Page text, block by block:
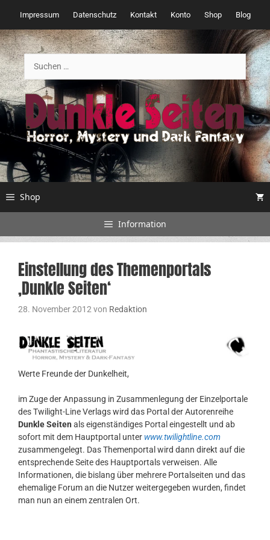
Inhalt
springen
Impressum Datenschutz Kontakt Konto Shop Blog
Suchen
nach:
Shop
Information
Einstellung des Themenportals
‚Dunkle Seiten‘
28. November 2012von Redaktion
Werte Freunde der Dunkelheit,
im Zuge der Anpassung in Zusammenlegung der Einzelportale
des Twilight-Line Verlags wird das Portal der Autorenreihe
Dunkle Seiten als eigenständiges Portal eingestellt und ab
sofort mit dem Hauptportal unter www.twilightline.com
zusammengelegt. Das Themenportal wird dann direkt auf die
entsprechende Seite des Hauptportals verweisen. Alle
Informationen, die bislang über mehrere Portalseiten und das
ehemalige Forum an die Nutzer weitergegeben wurden, findet
man nun an einem zentralen Ort.